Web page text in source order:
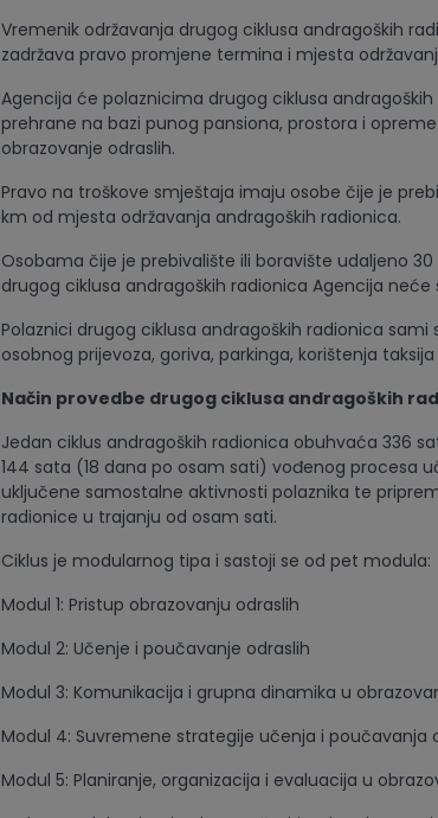
Vremenik održavanja drugog ciklusa andragoških
zadržava pravo promjene termina i mjesta
Agencija će polaznicima drugog ciklusa
prehrane na bazi punog pansiona, prostora i
obrazovanje odraslih.
Pravo na troškove smještaja imaju osobe čije je
km od mjesta održavanja andragoških radionica.
Osobama čije je prebivalište ili boravište udaljeno
drugog ciklusa andragoških radionica Agencija
Polaznici drugog ciklusa andragoških radionica
osobnog prijevoza, goriva, parkinga, korištenja taksija
Način provedbe drugog ciklusa andragoških
Jedan ciklus andragoških radionica obuhvaća 336
144 sata (18 dana po osam sati) vođenog procesa
uključene samostalne aktivnosti polaznika te
radionice u trajanju od osam sati.
Ciklus je modularnog tipa i sastoji se od pet modula:
Modul 1: Pristup obrazovanju odraslih
Modul 2: Učenje i poučavanje odraslih
Modul 3: Komunikacija i grupna dinamika u
Modul 4: Suvremene strategije učenja i poučavanja
Modul 5: Planiranje, organizacija i evaluacija u